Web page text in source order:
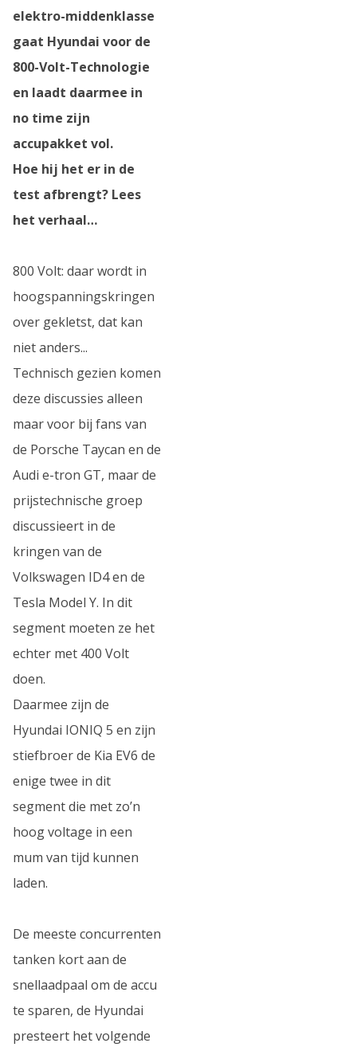
elektro-middenklasse
gaat Hyundai voor de
800-Volt-Technologie
en laadt daarmee in
no time zijn
accupakket vol.
Hoe hij het er in de
test afbrengt? Lees
het verhaal…
800 Volt: daar wordt in
hoogspanningskringen
over gekletst, dat kan
niet anders...
Technisch gezien komen
deze discussies alleen
maar voor bij fans van
de Porsche Taycan en de
Audi e-tron GT, maar de
prijstechnische groep
discussieert in de
kringen van de
Volkswagen ID4 en de
Tesla Model Y. In dit
segment moeten ze het
echter met 400 Volt
doen.
Daarmee zijn de
Hyundai IONIQ 5 en zijn
stiefbroer de Kia EV6 de
enige twee in dit
segment die met zo’n
hoog voltage in een
mum van tijd kunnen
laden.
De meeste concurrenten
tanken kort aan de
snellaadpaal om de accu
te sparen, de Hyundai
presteert het volgende